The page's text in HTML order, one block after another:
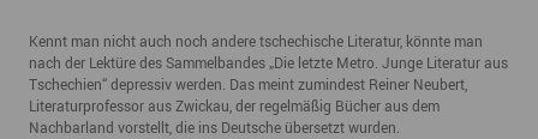
Kennt man nicht auch noch andere tschechische Literatur, könnte man
nach der Lektüre des Sammelbandes „Die letzte Metro. Junge Literatur aus
Tschechien“ depressiv werden. Das meint zumindest Reiner Neubert,
Literaturprofessor aus Zwickau, der regelmäßig Bücher aus dem
Nachbarland vorstellt, die ins Deutsche übersetzt wurden.